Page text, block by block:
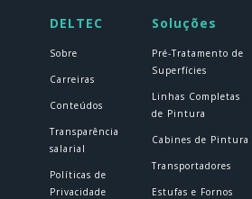
DELTEC Soluções
Sobre
Carreiras
Conteúdos
Transparência
salarial
Políticas de
Privacidade
Pré-Tratamento de
Superfícies
Linhas Completas
de Pintura
Cabines de Pintura
Transportadores
Estufas e Fornos